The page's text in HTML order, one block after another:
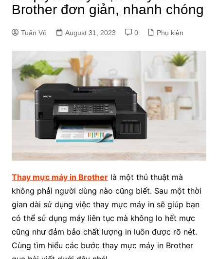
Brother đơn giản, nhanh chóng
Tuấn Vũ August 31, 2023 0 Phụ kiện
Thay mực máy in Brotherlà một thủ thuật mà
không phải người dùng nào cũng biết. Sau một thời
gian dài sử dụng việc thay mực máy in sẽ giúp bạn
có thể sử dụng máy liên tục mà không lo hết mực
cũng như đảm bảo chất lượng in luôn được rõ nét.
Cùng tìm hiểu các bước thay mực máy in Brother